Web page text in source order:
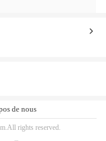
de nous
rights reserved.